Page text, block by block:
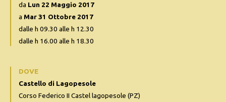
da Lun 22 Maggio 2017
a Mar 31 Ottobre 2017
dalle h 09.30 alle h 12.30
dalle h 16.00 alle h 18.30
DOVE
Castello di Lagopesole
Corso Federico II Castel lagopesole (PZ)